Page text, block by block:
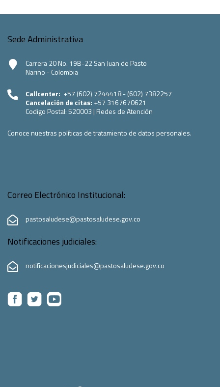
Sede Administrativa
Carrera 20 No. 19B-22 San Juan de Pasto
Nariño - Colombia
Callcenter: +57 (602) 7244418 - (602) 7382257
Cancelación de citas: +57 3167670621
Codigo Postal:520003 | Redes de Atención
Conoce nuestras políticas de tratamiento de datos personales.
Correo Electrónico Institucional:
pastosaludese@pastosaludese.gov.co
Notificaciones judiciales:
notificacionesjudiciales@pastosaludese.gov.co